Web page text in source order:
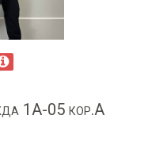
1А-05 кор.А